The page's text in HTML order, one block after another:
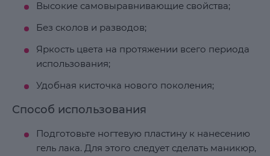
Высокие самовыравнивающие свойства;
Без сколов и разводов;
Яркость цвета на протяжении всего периода
использования;
Удобная кисточка нового поколения;
Способ использования
Подготовьте ногтевую пластину к нанесению
гель лака. Для этого следует сделать маникюр,